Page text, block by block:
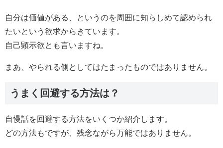
自分は価値がある、というのを周囲に知らしめて認められ
たいという欲求からきています。
自己顕示欲とも言いますね。
まあ、やられる側としてはたまったものではありません。
うまく回避する方法は？
自慢話を回避する方法をいくつか紹介します。
どの方法もですが、残念ながら万能ではありません。